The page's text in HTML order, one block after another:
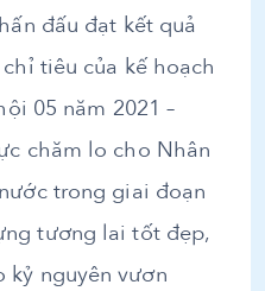
đấu đạt kết quả
tiêu của kế hoạch
05 năm 2021 –
chăm lo cho Nhân
trong giai đoạn
tương lai tốt đẹp,
kỷ nguyên vươn